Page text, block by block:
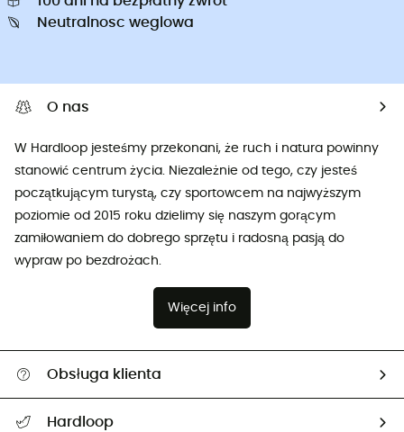
Neutralnosc weglowa
O nas
W Hardloop jesteśmy przekonani, że ruch i natura powinny
stanowić centrum życia. Niezależnie od tego, czy jesteś
początkującym turystą, czy sportowcem na najwyższym
poziomie od 2015 roku dzielimy się naszym gorącym
zamiłowaniem do dobrego sprzętu i radosną pasją do
wypraw po bezdrożach.
Więcej info
Obsługa klienta
Hardloop